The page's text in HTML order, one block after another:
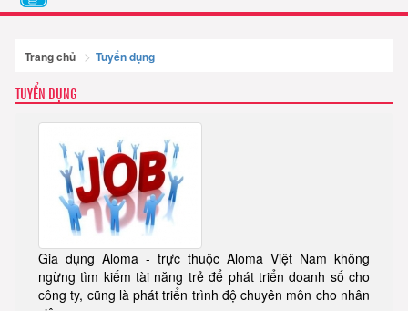
Trang chủ Tuyển dụng
TUYỂN DỤNG
Gia dụng Aloma - trực thuộc Aloma Việt Nam không
ngừng tìm kiếm tài năng trẻ để phát triển doanh số cho
công ty, cũng là phát triển trình độ chuyên môn cho nhân